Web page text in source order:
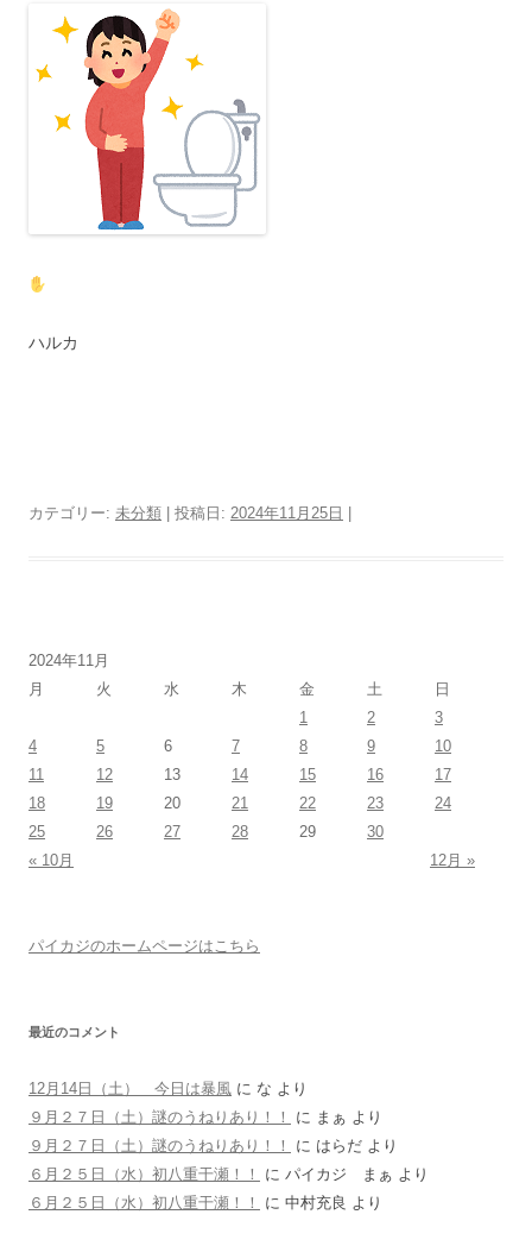
ハルカ
カテゴリー: 未分類 | 投稿日: 2024年11月25日
2024年11月
月
火 水 木 金 土
日
1
2
3
4
5 6 7 8 9
10
11
12 13 14 15 16
17
18
19 20 21 22 23
24
25
26 27 28 29
30
« 10月
12月 »
パイカジのホームページはこちら
最近のコメント
12月14日（土） 今日は暴風 に な より
９月２７日（土）謎のうねりあり！！
に まぁ より
９月２７日（土）謎のうねりあり！！
に はらだ より
６月２５日（水）初八重干瀬！！
に パイカジ まぁ より
６月２５日（水）初八重干瀬！！
に 中村充良 より